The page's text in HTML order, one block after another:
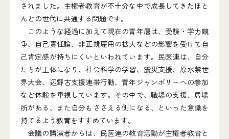
されました。主権者教育が不十分な中で成長してきたほと
んどの世代に共通する問題です。
このような経過に加えて現在の青年層は、受験・学力競
争、自己責任論、非正規雇用の拡大などの影響を受けて自
己肯定感が持ちにくいといわれています。民医連は、自分
たちが主体になり、社会科学の学習、震災支援、原水禁世
界大会、辺野古支援連帯行動、青年ジャンボリーへの参加
など体験を重視しています。その中で、職場の支援、居場
所がある、また自分もささえる側になる、といった意識を
持てるよう教育をすすめています。
会議の講演者からは、民医連の教育活動が主権者教育と